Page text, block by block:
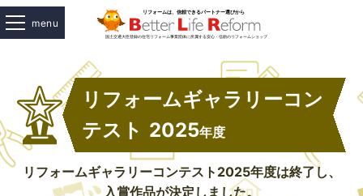
menu
リフォームギャラリーコン
テスト 2025年度
リフォームギャラリーコンテスト2025年度は終了し、
入賞作品が決定しました。